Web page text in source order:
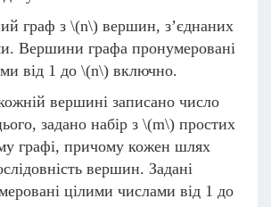
граф з \(n\) вершин, з’єднаних
Вершини графа пронумеровані
від 1 до \(n\) включно.
вершині записано число
задано набір з \(m\) простих
графі, причому кожен шлях
вершин. Задані
цілими числами від 1 до